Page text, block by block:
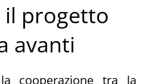
progetto
avanti
cooperazione tra la